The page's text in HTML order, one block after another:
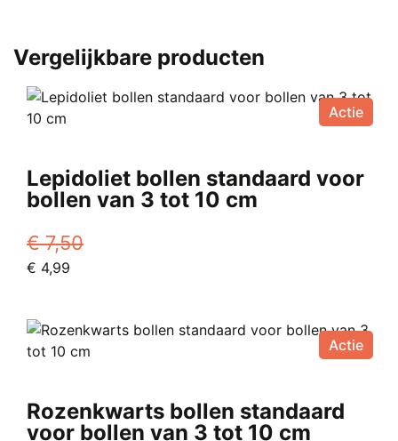
Vergelijkbare producten
Actie
Lepidoliet bollen standaard voor
bollen van 3 tot 10 cm
€7,50
Oorspronkelijke
€ 7,50.
€ 4,99
€ 4,99.
Actie
Rozenkwarts bollen standaard
voor bollen van 3 tot 10 cm